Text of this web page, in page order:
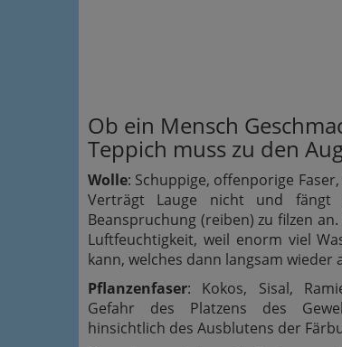
Ob ein Mensch
Teppich muss zu den
Wolle: Schuppige, offenporige
Verträgt Lauge nicht und fängt
Beanspruchung (reiben) zu filzen
Luftfeuchtigkeit, weil enorm viel
kann, welches dann langsam wieder
Pflanzenfaser: Kokos, Sisal,
Gefahr des Platzens des
hinsichtlich des Ausblutens der